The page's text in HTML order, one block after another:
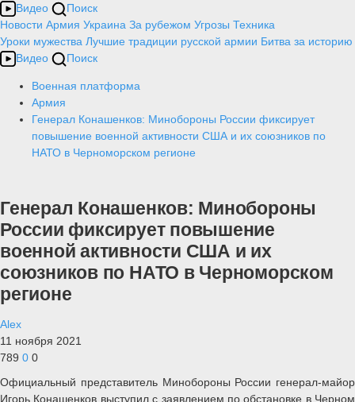
Видео
Поиск
Новости Армия Украина За рубежом Угрозы Техника
Уроки мужества Лучшие традиции русской армии Битва за историю
Видео
Поиск
Военная платформа
Армия
Генерал Конашенков: Минобороны России фиксирует
повышение военной активности США и их союзников по
НАТО в Черноморском регионе
Генерал Конашенков: Минобороны
России фиксирует повышение
военной активности США и их
союзников по НАТО в Черноморском
регионе
Alex
11 ноября 2021
789 0 0
Официальный представитель Минобороны России генерал-майор
Игорь Конашенков выступил с заявлением по обстановке в Черном